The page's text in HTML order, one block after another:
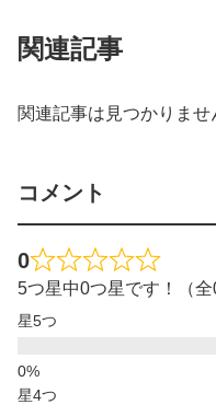
関連記事
関連記事は見つかりませ
コメント
0
5つ星中0つ星です！（全
星5つ
星4つ